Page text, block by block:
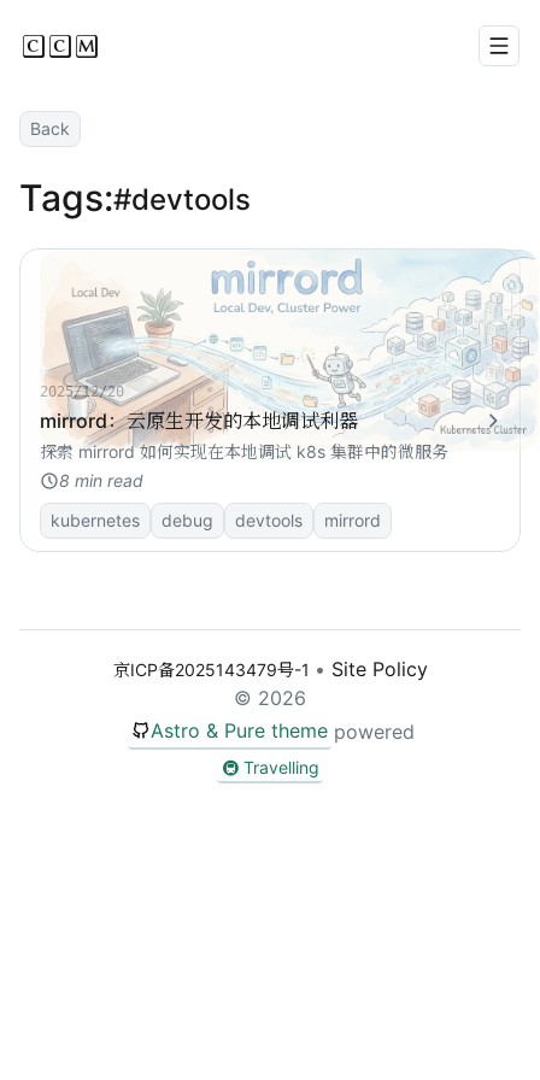
CCM
Back
Tags:#devtools
2025/12/20
mirrord：云原生开发的本地调试利器
探索 mirrord 如何实现在本地调试 k8s 集群中的微服务
8 min read
kubernetes
debug devtools mirrord
京ICP备2025143479号-1 • Site Policy
© 2026
Astro & Pure theme powered
🚇 Travelling